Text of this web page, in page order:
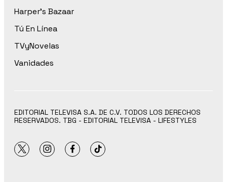
Harper’s Bazaar
Tú En Línea
TVyNovelas
Vanidades
EDITORIAL TELEVISA S.A. DE C.V. TODOS LOS DERECHOS
RESERVADOS. TBG - EDITORIAL TELEVISA - LIFESTYLES
twitterinstagram
facebooktiktok